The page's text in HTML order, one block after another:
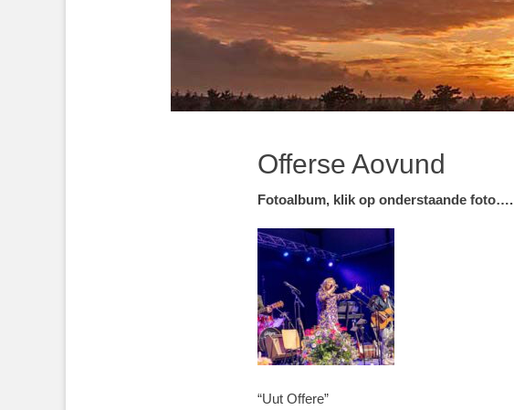
Offerse Aovund
Fotoalbum, klik op onderstaande foto….
“Uut Offere”